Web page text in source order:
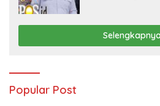
Selengkapnya
Popular Post